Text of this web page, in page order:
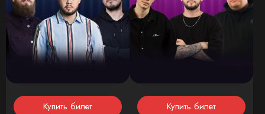
Купить билет Купить билет